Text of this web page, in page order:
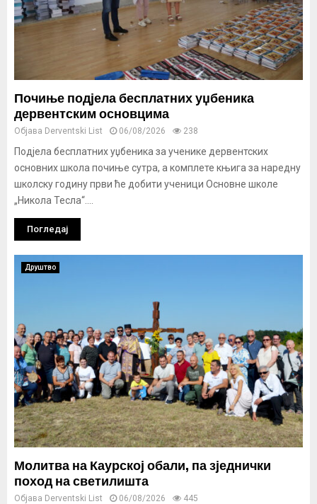
Почиње подјела бесплатних уџбеника
дервентским основцима
Објава Derventski List 06/08/2026 238
Подјела бесплатних уџбеника за ученике дервентских
основних школа почиње сутра, а комплете књига за наредну
школску годину први ће добити ученици Основне школе
„Никола Тесла“....
Погледај
Друштво
Молитва на Каурској обали, па зједнички
поход на светилишта
Објава Derventski List 06/08/2026 445